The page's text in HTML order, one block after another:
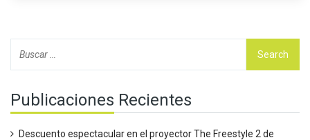
Publicaciones Recientes
Descuento espectacular en el proyector The Freestyle 2 de